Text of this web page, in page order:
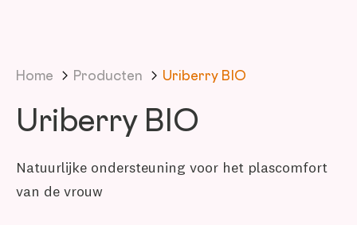
Home Producten Uriberry BIO
Uriberry BIO
Natuurlijke ondersteuning voor het plascomfort
van de vrouw